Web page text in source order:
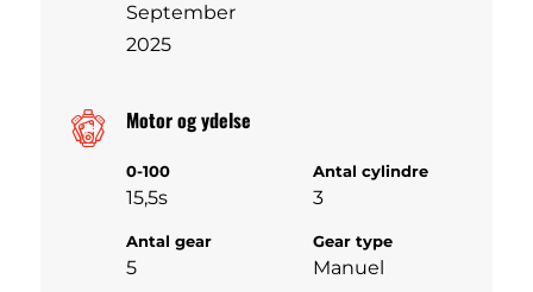
September
2025
Motor og ydelse
0-100
15,5s
Antal cylindre
3
Antal gear
5
Gear type
Manuel